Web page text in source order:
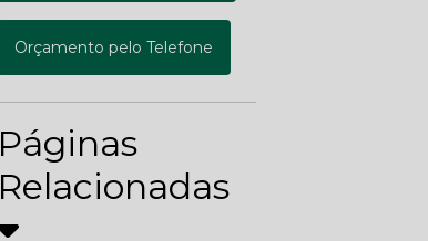
Orçamento pelo Telefone
Páginas
Relacionadas